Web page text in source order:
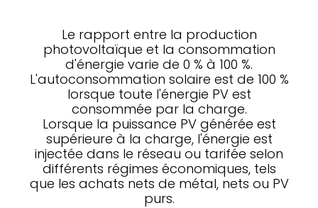
Le rapport entre la production
photovoltaïque et la consommation
d'énergie varie de 0 % à 100 %.
L'autoconsommation solaire est de 100 %
lorsque toute l'énergie PV est
consommée par la charge.
Lorsque la puissance PV générée est
supérieure à la charge, l'énergie est
injectée dans le réseau ou tarifée selon
différents régimes économiques, tels
que les achats nets de métal, nets ou PV
purs.